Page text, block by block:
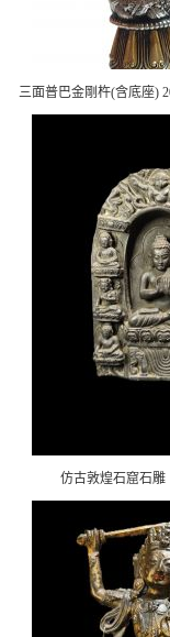
三面普巴金剛杵(含底座)
仿古敦煌石窟石雕